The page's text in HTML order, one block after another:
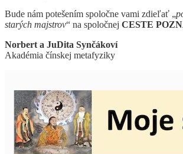
Bude nám potešením spoločne vami zdieľať „
starých majstrov“ na spoločnej CESTE
Norbert a JuDita Synčákoví
Akadémia čínskej metafyziky